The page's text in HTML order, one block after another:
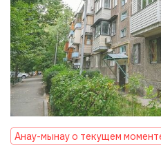
Анау-мынау о текущем